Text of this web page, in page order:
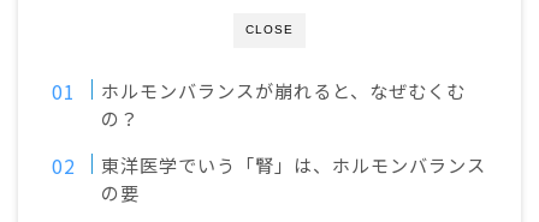
CLOSE
ホルモンバランスが崩れると、なぜむくむ
の？
東洋医学でいう「腎」は、ホルモンバランス
の要